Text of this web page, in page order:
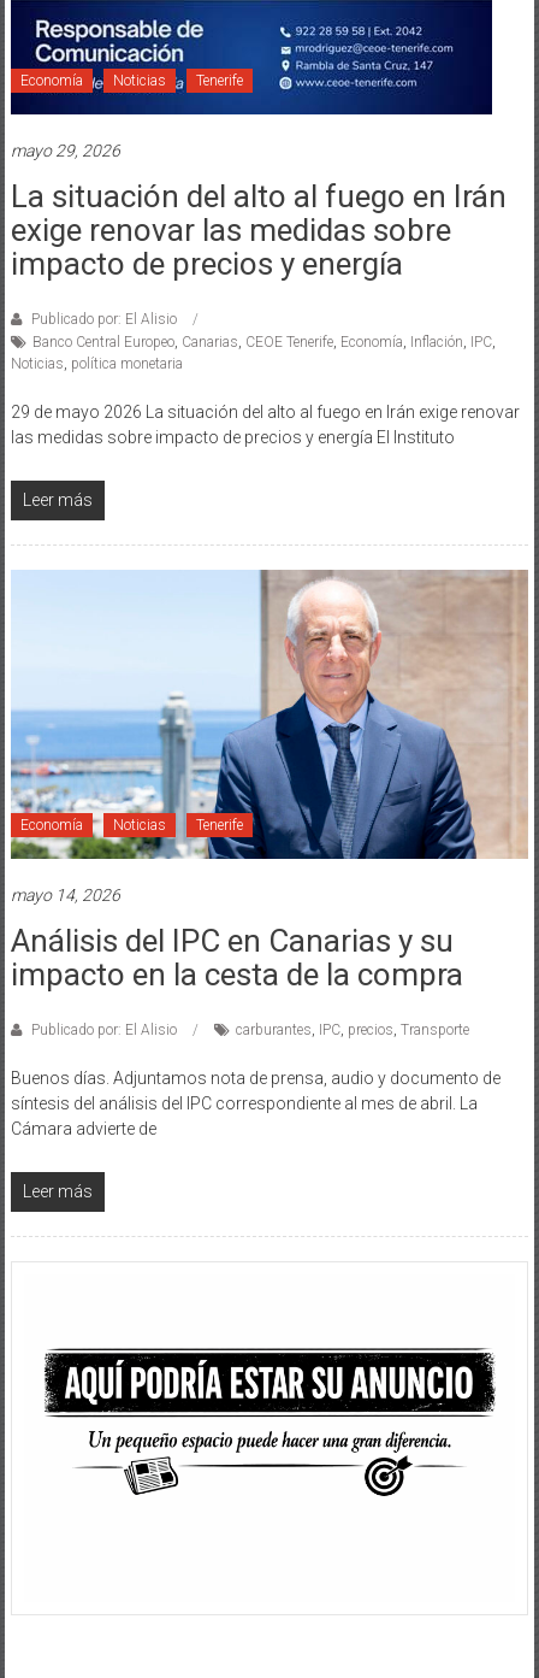
Economía Noticias Tenerife
mayo 29, 2026
La situación del alto al fuego en Irán
exige renovar las medidas sobre
impacto de precios y energía
Publicado por: El Alisio
Banco Central Europeo, Canarias CEOE Tenerife, Economía Inflación IPC,
Noticias política monetaria
29 de mayo 2026 La situación del alto al fuego en Irán exige renovar
las medidas sobre impacto de precios y energía El Instituto
Leer más
Economía Noticias Tenerife
mayo 14, 2026
Análisis del IPC en Canarias y su
impacto en la cesta de la compra
Publicado por: El Alisio carburantes, IPC, precios, Transporte
Buenos días. Adjuntamos nota de prensa, audio y documento de
síntesis del análisis del IPC correspondiente al mes de abril. La
Cámara advierte de
Leer más